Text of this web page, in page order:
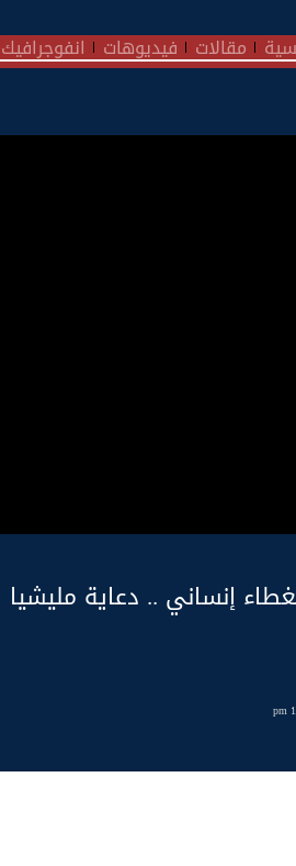
مقالات فيديوهات انفوجرافيك
إنساني .. دعاية